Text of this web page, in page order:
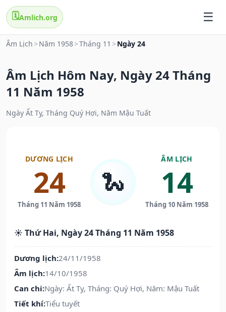
🗓️Amlich.org
Âm Lịch > Năm 1958>Tháng 11 > Ngày 24
Âm Lịch Hôm Nay, Ngày 24 Tháng
11 Năm 1958
Ngày Ất Tỵ, Tháng Quý Hợi, Năm Mậu Tuất
DƯƠNG LỊCH
24
Tháng 11 Năm 1958
🐍
ÂM LỊCH
14
Tháng 10 Năm 1958
☀️ Thứ Hai, Ngày 24 Tháng 11 Năm 1958
Dương lịch:24/11/1958
Âm lịch:14/10/1958
Can chi:Ngày: Ất Tỵ, Tháng: Quý Hợi, Năm: Mậu Tuất
Tiết khí:Tiểu tuyết